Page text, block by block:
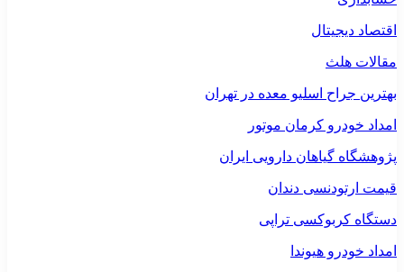
اقتصاد دیجیتال
مقالات هلث
بهترین جراح اسلیو معده در تهران
امداد خودرو کرمان موتور
پژوهشگاه گیاهان دارویی ایران
قیمت ارتودنسی دندان
دستگاه کربوکسی تراپی
امداد خودرو هیوندا